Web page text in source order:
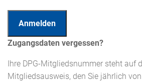
Zugangsdaten vergessen?
Ihre DPG-Mitgliedsnummer steht auf
Mitgliedsausweis, den Sie jährlich von